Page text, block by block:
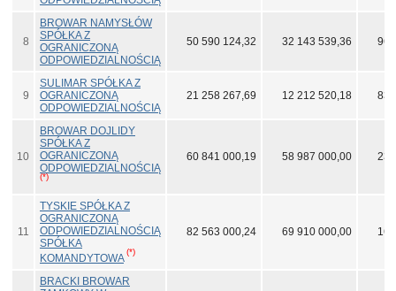
8
BROWAR NAMYSŁÓW
SPÓŁKA Z
OGRANICZONĄ
ODPOWIEDZIALNOŚCIĄ
50 590 124,32 32 143 539,36 96
9
SULIMAR SPÓŁKA Z
OGRANICZONĄ
ODPOWIEDZIALNOŚCIĄ
21 258 267,69 12 212 520,18 83
10
BROWAR DOJLIDY
SPÓŁKA Z
OGRANICZONĄ
ODPOWIEDZIALNOŚCIĄ
(*)
60 841 000,19 58 987 000,00 23
11
TYSKIE SPÓŁKA Z
OGRANICZONĄ
ODPOWIEDZIALNOŚCIĄ
SPÓŁKA
KOMANDYTOWA
(*)
82 563 000,24 69 910 000,00 16
BRACKI BROWAR